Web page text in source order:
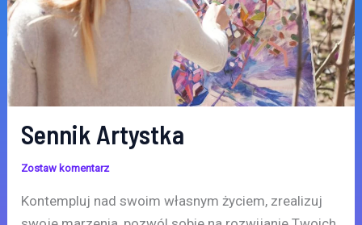
Sennik Artystka
Zostaw komentarz
Kontempluj nad swoim własnym życiem, zrealizuj